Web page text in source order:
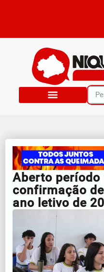
Aberto período
confirmação
ano letivo de